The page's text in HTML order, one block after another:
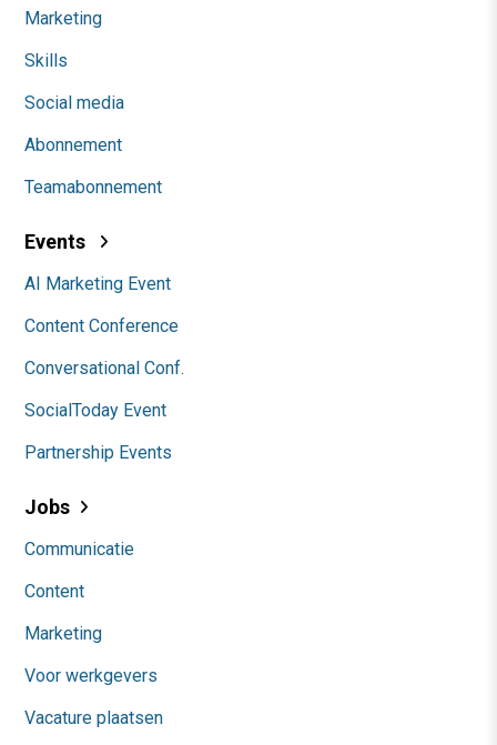
Marketing
Skills
Social media
Abonnement
Teamabonnement
Events
AI Marketing Event
Content Conference
Conversational Conf.
SocialToday Event
Partnership Events
Jobs
Communicatie
Content
Marketing
Voor werkgevers
Vacature plaatsen